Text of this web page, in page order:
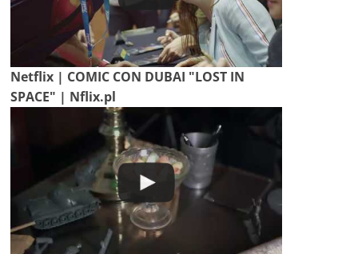
Netflix | COMIC CON DUBAI "LOST IN
SPACE" | Nflix.pl